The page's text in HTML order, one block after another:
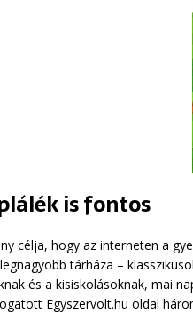
is fontos
célja, hogy az interneten a
tárháza –
és a kisiskolásoknak, mai
Egyszervolt.hu oldal